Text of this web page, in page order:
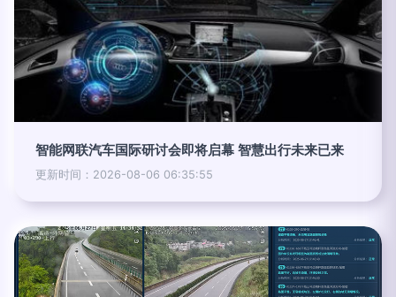
智能网联汽车国际研讨会即将启幕 智慧出行未来已来
更新时间：2026-08-06 06:35:55